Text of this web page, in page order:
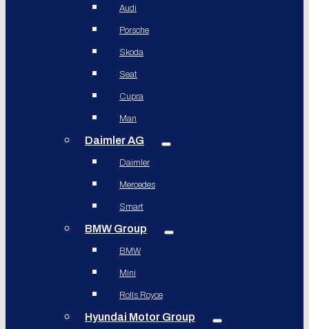
Audi
Porsche
Skoda
Seat
Cupra
Man
Daimler AG
Daimler
Mercedes
Smart
BMW Group
BMW
Mini
Rolls Royce
Hyundai Motor Group